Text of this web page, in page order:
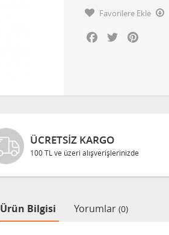
Favorilere Ekle
Facebook
Twitter
ÜCRETSIZ KARGO
100 TL ve üzeri alışverişlerinizde
Ürün Bilgisi Yorumlar (0)